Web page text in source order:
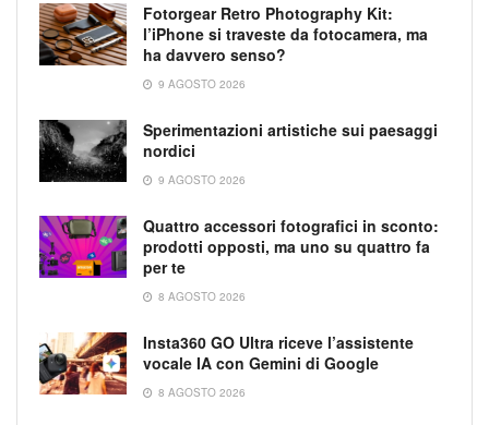
Fotorgear Retro Photography Kit:
l’iPhone si traveste da fotocamera, ma
ha davvero senso?
9 AGOSTO 2026
Sperimentazioni artistiche sui paesaggi
nordici
9 AGOSTO 2026
Quattro accessori fotografici in sconto:
prodotti opposti, ma uno su quattro fa
per te
8 AGOSTO 2026
Insta360 GO Ultra riceve l’assistente
vocale IA con Gemini di Google
8 AGOSTO 2026